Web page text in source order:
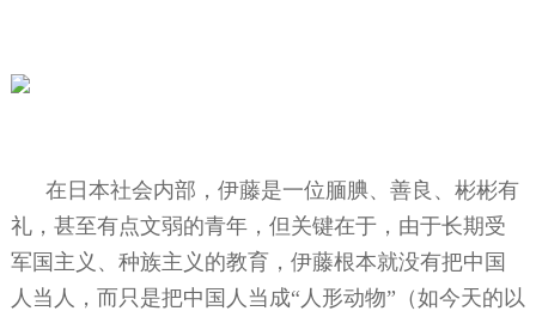
在日本社会内部，伊藤是一位腼腆、善良、彬彬有
礼，甚至有点文弱的青年，但关键在于，由于长期受
军国主义、种族主义的教育，伊藤根本就没有把中国
人当人，而只是把中国人当成“人形动物”（如今天的以